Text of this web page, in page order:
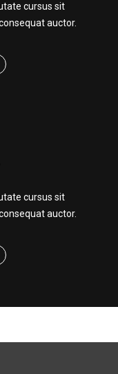
cursus sit
auctor.
cursus sit
auctor.